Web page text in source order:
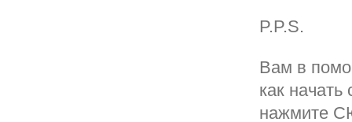
P.P.S.
Вам в
как начать
нажмите